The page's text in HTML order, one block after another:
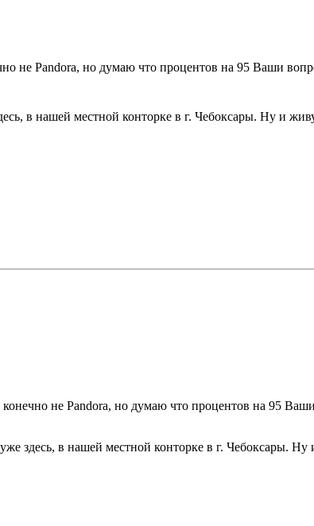
не Pandora, но думаю что процентов на 95 Ваши
в нашей местной конторке в г. Чебоксары. Ну и
не Pandora, но думаю что процентов на 95
в нашей местной конторке в г. Чебоксары. Ну